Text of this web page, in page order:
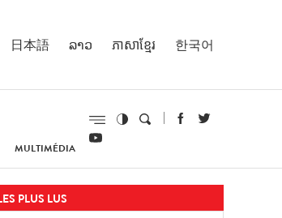
日本語 ລາວ ភាសាខ្មែរ 한국어
MULTIMÉDIA
PLUS LUS